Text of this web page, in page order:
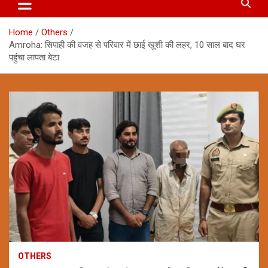
Home
Others
Amroha: सिपाही की वजह से परिवार में छाई खुशी की लहर, 10 साल बाद घर
पहुंचा लापता बेटा
OTHERS